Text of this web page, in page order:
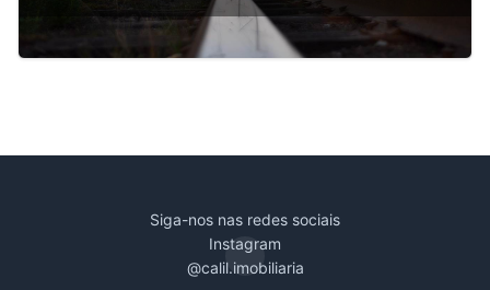
Siga-nos nas redes sociais
Instagram
@calil.imobiliaria